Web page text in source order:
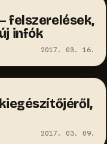
felszerelések,
infók
2017. 03. 16.
2017. 03. 09.